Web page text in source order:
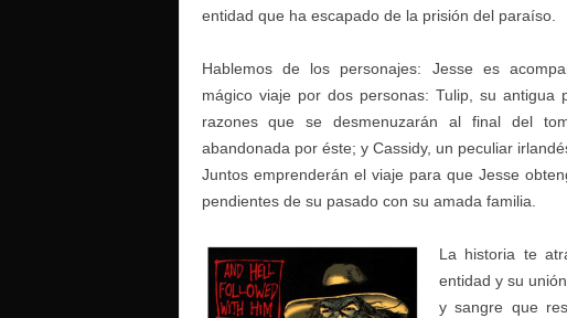
entidad que ha escapado de la prisión del paraíso.
Hablemos de los personajes: Jesse es
mágico viaje por dos personas: Tulip, su antigua
razones que se desmenuzarán al final del
abandonada por éste; y Cassidy, un peculiar
Juntos emprenderán el viaje para que Jesse
pendientes de su pasado con su amada familia.
La historia te
entidad y su
y sangre que